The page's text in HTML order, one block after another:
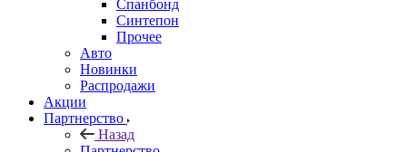
Спанбонд
Синтепон
Прочее
Авто
Новинки
Распродажи
Акции
Партнерство
Назад